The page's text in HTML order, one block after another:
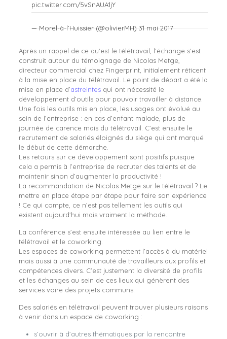
pic.twitter.com/5vSnAUA1jY
— Morel-à-l’Huissier (@olivierMH)31 mai 2017
Après un rappel de ce qu’est le télétravail, l’échange s’est
construit autour du témoignage de Nicolas Metge,
directeur commercial chez Fingerprint, initialement réticent
à la mise en place du télétravail. Le point de départ a été la
mise en place d’astreintes qui ont nécessité le
développement d’outils pour pouvoir travailler à distance.
Une fois les outils mis en place, les usages ont évolué au
sein de l’entreprise : en cas d’enfant malade, plus de
journée de carence mais du télétravail. C’est ensuite le
recrutement de salariés éloignés du siège qui ont marqué
le début de cette démarche.
Les retours sur ce développement sont positifs puisque
cela a permis à l’entreprise de recruter des talents et de
maintenir sinon d’augmenter la productivité !
La recommandation de Nicolas Metge sur le télétravail ? Le
mettre en place étape par étape pour faire son expérience
! Ce qui compte, ce n’est pas tellement les outils qui
existent aujourd’hui mais vraiment la méthode.
La conférence s’est ensuite intéressée au lien entre le
télétravail et le coworking.
Les espaces de coworking permettent l’accès à du matériel
mais aussi à une communauté de travailleurs aux profils et
compétences divers. C’est justement la diversité de profils
et les échanges au sein de ces lieux qui génèrent des
services voire des projets communs.
Des salariés en télétravail peuvent trouver plusieurs raisons
à venir dans un espace de coworking :
s’ouvrir à d’autres thématiques par la rencontre